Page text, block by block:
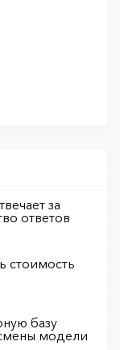
за
ответов
стоимость
базу
модели